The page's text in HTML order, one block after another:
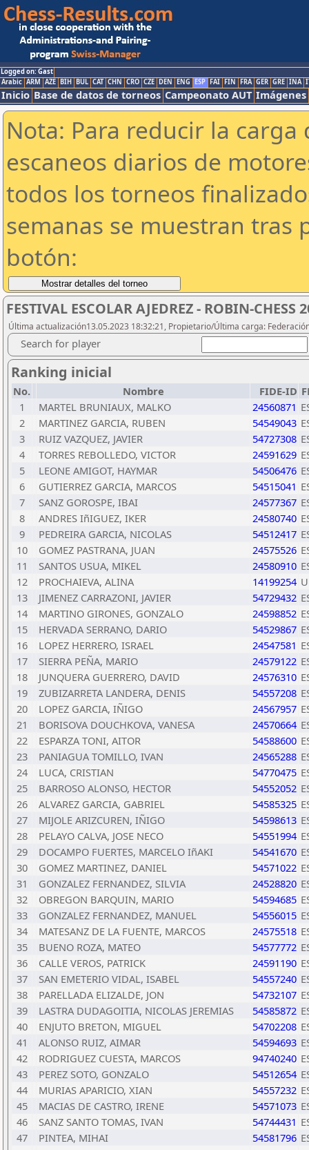
Logged on: Gast
Arabic ARM AZE BIH BUL CAT CHN CRO CZE DEN ENG ESP FAI FIN FRA GER GRE INA
Inicio Base de datos de torneos Campeonato AUT Imágenes
Nota: Para reducir la
escaneos diarios de
todos los torneos
semanas se muestran tras
botón:
FESTIVAL ESCOLAR AJEDREZ - ROBIN-CHESS
Última actualización13.05.2023 18:32:21, Propietario/Última carga:
Search for player
Ranking inicial
No. Nombre FIDE-ID
1
MARTEL BRUNIAUX, MALKO 24560871
2
MARTINEZ GARCIA, RUBEN 54549043
3
RUIZ VAZQUEZ, JAVIER 54727308
4
TORRES REBOLLEDO, VICTOR 24591629
5
LEONE AMIGOT, HAYMAR 54506476
6
GUTIERREZ GARCIA, MARCOS 54515041
7
SANZ GOROSPE, IBAI 24577367
8
ANDRES IñIGUEZ, IKER 24580740
9
PEDREIRA GARCIA, NICOLAS 54512417
10
GOMEZ PASTRANA, JUAN 24575526
11
SANTOS USUA, MIKEL 24580910
12
PROCHAIEVA, ALINA 14199254
13
JIMENEZ CARRAZONI, JAVIER 54729432
14
MARTINO GIRONES, GONZALO 24598852
15
HERVADA SERRANO, DARIO 54529867
16
LOPEZ HERRERO, ISRAEL 24547581
17
SIERRA PEÑA, MARIO 24579122
18
JUNQUERA GUERRERO, DAVID 24576310
19
ZUBIZARRETA LANDERA, DENIS 54557208
20
LOPEZ GARCIA, IÑIGO 24567957
21
BORISOVA DOUCHKOVA, VANESA 24570664
22
ESPARZA TONI, AITOR 54588600
23
PANIAGUA TOMILLO, IVAN 24565288
24
LUCA, CRISTIAN 54770475
25
BARROSO ALONSO, HECTOR 54552052
26
ALVAREZ GARCIA, GABRIEL 54585325
27
MIJOLE ARIZCUREN, IÑIGO 54598613
28
PELAYO CALVA, JOSE NECO 54551994
29
DOCAMPO FUERTES, MARCELO IñAKI 54541670
30
GOMEZ MARTINEZ, DANIEL 54571022
31
GONZALEZ FERNANDEZ, SILVIA 24528820
32
OBREGON BARQUIN, MARIO 54594685
33
GONZALEZ FERNANDEZ, MANUEL 54556015
34
MATESANZ DE LA FUENTE, MARCOS 24575518
35
BUENO ROZA, MATEO 54577772
36
CALLE VEROS, PATRICK 24591190
37
SAN EMETERIO VIDAL, ISABEL 54557240
38
PARELLADA ELIZALDE, JON 54732107
39
LASTRA DUDAGOITIA, NICOLAS JEREMIAS 54585872
40
ENJUTO BRETON, MIGUEL 54702208
41
ALONSO RUIZ, AIMAR 54594693
42
RODRIGUEZ CUESTA, MARCOS 94740240
43
PEREZ SOTO, GONZALO 54512654
44
MURIAS APARICIO, XIAN 54557232
45
MACIAS DE CASTRO, IRENE 54571073
46
SANZ SANTO TOMAS, IVAN 54744431
47
PINTEA, MIHAI 54581796